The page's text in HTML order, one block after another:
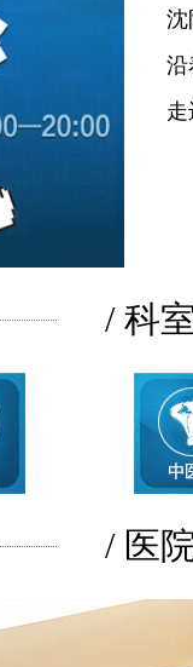
沈
沿
/ 科
/ 医